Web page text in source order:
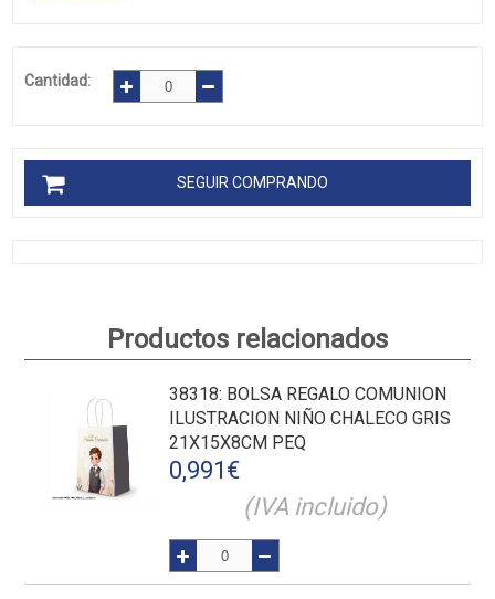
Cantidad:
SEGUIR COMPRANDO
Productos relacionados
38318: BOLSA REGALO COMUNION
ILUSTRACION NIÑO CHALECO GRIS
21X15X8CM PEQ
0,991 €
(IVA incluido)